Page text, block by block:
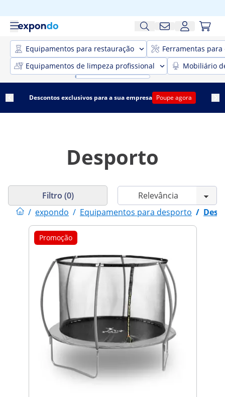
Equipamentos para restauração
Ferramentas para
Equipamentos de limpeza profissional
Mobiliário
Descontos exclusivos para a sua empresa Poupe agora
Desporto
/ expondo / Equipamentos para desporto /
Filtro (0)
Promoção